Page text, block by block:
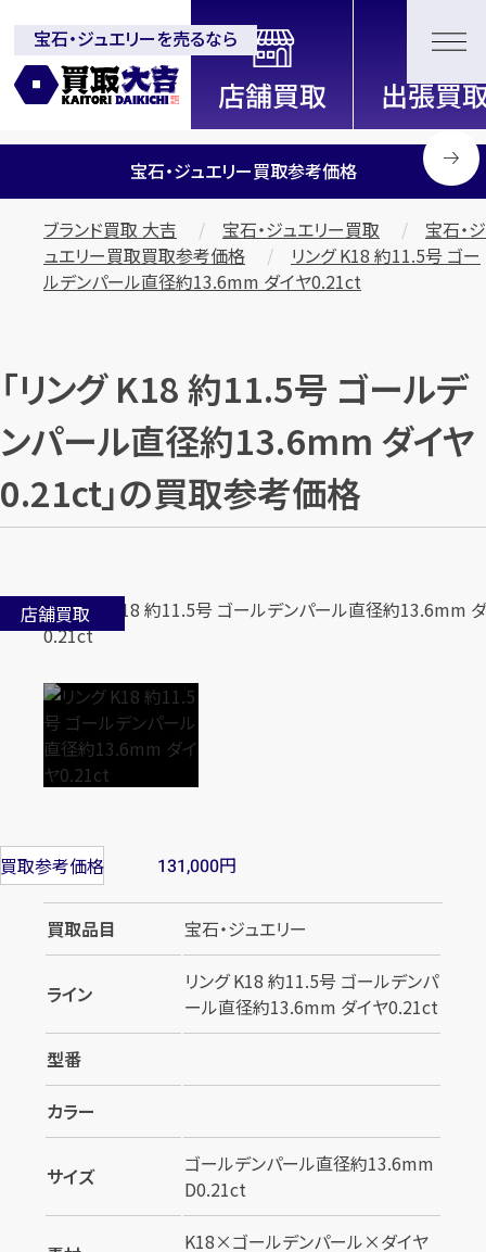
全国2200店舗以上展開中！信頼と実績の買取専門店「買取大
吉」
宝石・ジュエリーを売るなら
宝石・ジュエリー買取参考価格
ブランド買取 大吉 宝石・ジュエリー買取
宝石・ジ
ュエリー買取買取参考価格
リング K18 約11.5号 ゴー
ルデンパール直径約13.6mm ダイヤ0.21ct
「リング K18 約11.5号 ゴールデ
ンパール直径約13.6mm ダイヤ
0.21ct」の買取参考価格
店舗買取
買取参考価格 131,000円
買取品目 宝石・ジュエリー
ライン
リング K18 約11.5号 ゴールデンパ
ール直径約13.6mm ダイヤ0.21ct
型番
カラー
サイズ
ゴールデンパール直径約13.6mm
D0.21ct
K18×ゴールデンパール×ダイヤ